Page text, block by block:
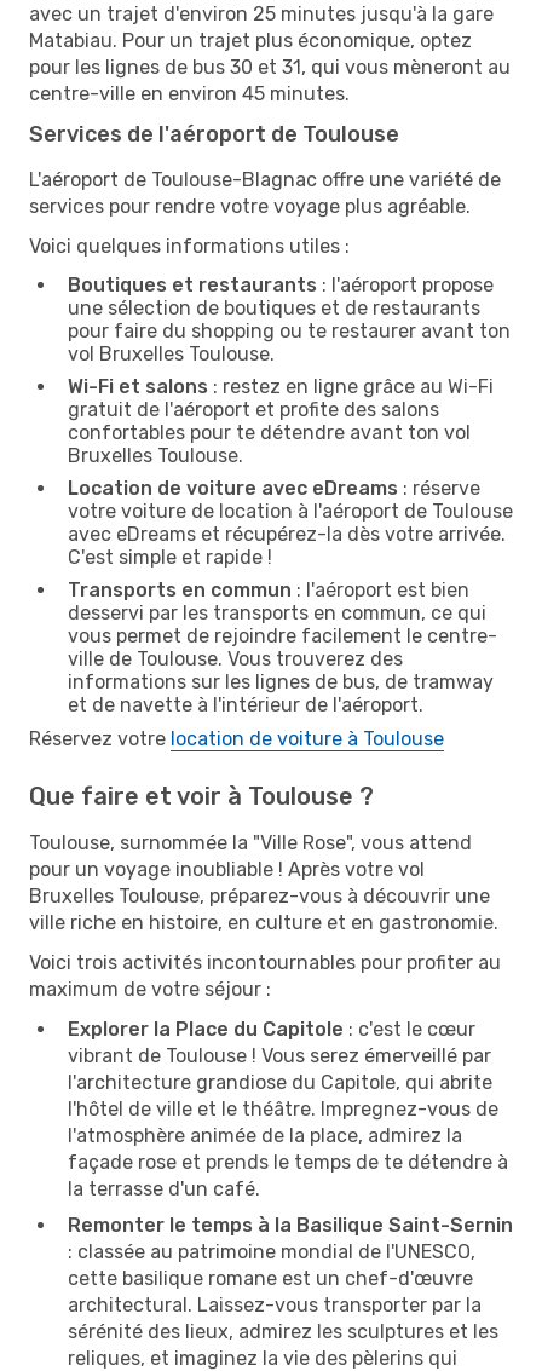
avec un trajet d'environ 25 minutes jusqu'à la gare
Matabiau. Pour un trajet plus économique, optez
pour les lignes de bus 30 et 31, qui vous mèneront au
centre-ville en environ 45 minutes.
Services de l'aéroport de Toulouse
L'aéroport de Toulouse-Blagnac offre une variété de
services pour rendre votre voyage plus agréable.
Voici quelques informations utiles :
Boutiques et restaurants : l'aéroport propose
une sélection de boutiques et de restaurants
pour faire du shopping ou te restaurer avant ton
vol Bruxelles Toulouse.
Wi-Fi et salons : restez en ligne grâce au Wi-Fi
gratuit de l'aéroport et profite des salons
confortables pour te détendre avant ton vol
Bruxelles Toulouse.
Location de voiture avec eDreams : réserve
votre voiture de location à l'aéroport de Toulouse
avec eDreams et récupérez-la dès votre arrivée.
C'est simple et rapide !
Transports en commun : l'aéroport est bien
desservi par les transports en commun, ce qui
vous permet de rejoindre facilement le centre-
ville de Toulouse. Vous trouverez des
informations sur les lignes de bus, de tramway
et de navette à l'intérieur de l'aéroport.
Réservez votre location de voiture à Toulouse
Que faire et voir à Toulouse ?
Toulouse, surnommée la "Ville Rose", vous attend
pour un voyage inoubliable ! Après votre vol
Bruxelles Toulouse, préparez-vous à découvrir une
ville riche en histoire, en culture et en gastronomie.
Voici trois activités incontournables pour profiter au
maximum de votre séjour :
Explorer la Place du Capitole : c'est le cœur
vibrant de Toulouse ! Vous serez émerveillé par
l'architecture grandiose du Capitole, qui abrite
l'hôtel de ville et le théâtre. Impregnez-vous de
l'atmosphère animée de la place, admirez la
façade rose et prends le temps de te détendre à
la terrasse d'un café.
Remonter le temps à la Basilique Saint-Sernin
: classée au patrimoine mondial de l'UNESCO,
cette basilique romane est un chef-d'œuvre
architectural. Laissez-vous transporter par la
sérénité des lieux, admirez les sculptures et les
reliques, et imaginez la vie des pèlerins qui